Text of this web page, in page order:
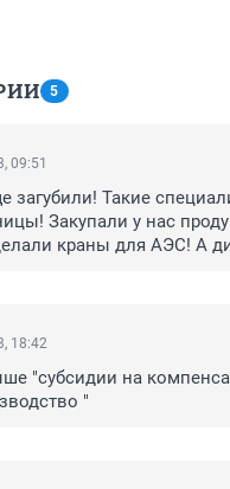
5
09:51
загубили! Такие
Закупали у нас
краны для АЭС! А
Хорошее
и веселый, и работа
конькобежные и
отдыхали, и квартиры
18:42
"субсидии на
"